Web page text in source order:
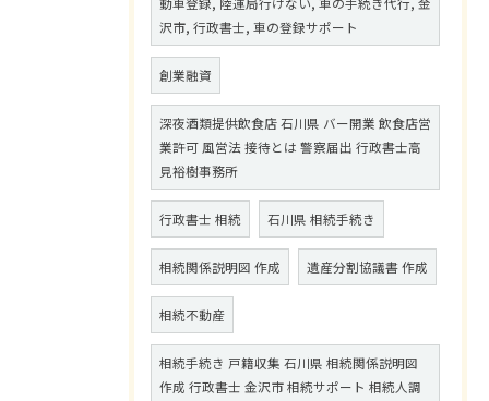
沢市, 行政書士, 車の登録サポート
創業融資
深夜酒類提供飲食店 石川県 バー開業 飲食店営
業許可 風営法 接待とは 警察届出 行政書士高
見裕樹事務所
行政書士 相続 石川県 相続手続き
相続関係説明図 作成 遺産分割協議書 作成
相続不動産
相続手続き 戸籍収集 石川県 相続関係説明図
作成 行政書士 金沢市 相続サポート 相続人調